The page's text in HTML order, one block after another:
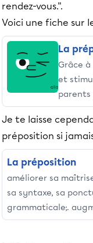
rendez-vous.".
Voici une fiche sur
La
Grâce
et
parents
Je te laisse
préposition si
La préposition
améliorer sa
sa syntaxe, sa
grammaticale;.